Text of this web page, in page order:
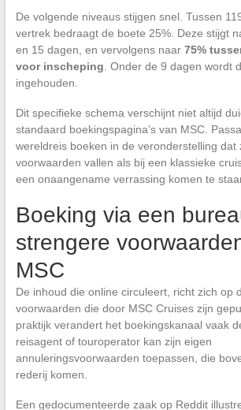
De volgende niveaus stijgen snel. Tussen
vertrek bedraagt de boete 25%. Deze stijgt
en 15 dagen, en vervolgens naar 75%
voor inscheping . Onder de 9 dagen wordt
ingehouden.
Dit specifieke schema verschijnt niet altijd
standaard boekingspagina’s van MSC.
wereldreis boeken in de veronderstelling dat
voorwaarden vallen als bij een klassieke
een onaangename verrassing komen te
Boeking via een
strengere
MSC
De inhoud die online circuleert, richt zich op
voorwaarden die door MSC Cruises zijn
praktijk verandert het boekingskanaal vaak
reisagent of touroperator kan zijn eigen
annuleringsvoorwaarden toepassen, die
rederij komen.
Een gedocumenteerde zaak op Reddit